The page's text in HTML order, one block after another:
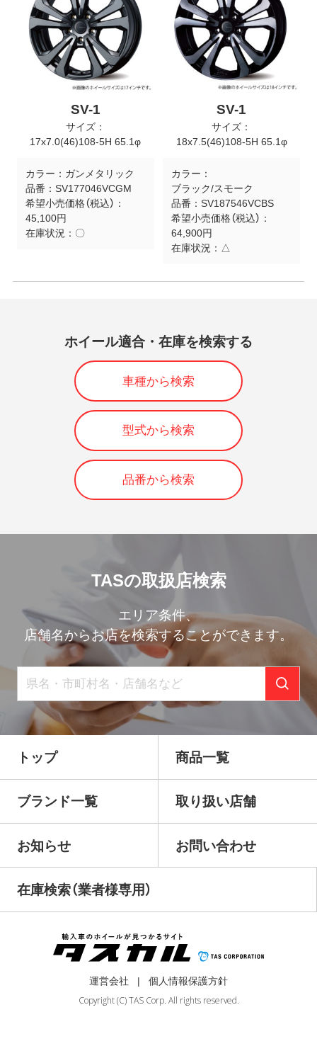
SV-1
サイズ：
17x7.0(46)108-5H 65.1φ
カラー： ガンメタリック
品番： SV177046VCGM
希望小売価格（税込）：
45,100円
在庫状況： 〇
SV-1
サイズ：
18x7.5(46)108-5H 65.1φ
カラー：
ブラック/スモーク
品番： SV187546VCBS
希望小売価格（税込）：
64,900円
在庫状況： △
ホイール適合・在庫を検索する
車種から検索
型式から検索
品番から検索
TASの取扱店検索
エリア条件、
店舗名からお店を検索することができます。
トップ 商品一覧
ブランド一覧 取り扱い店舗
お知らせ お問い合わせ
在庫検索（業者様専用）
運営会社
個人情報保護方針
Copyright (C) TAS Corp. All rights reserved.